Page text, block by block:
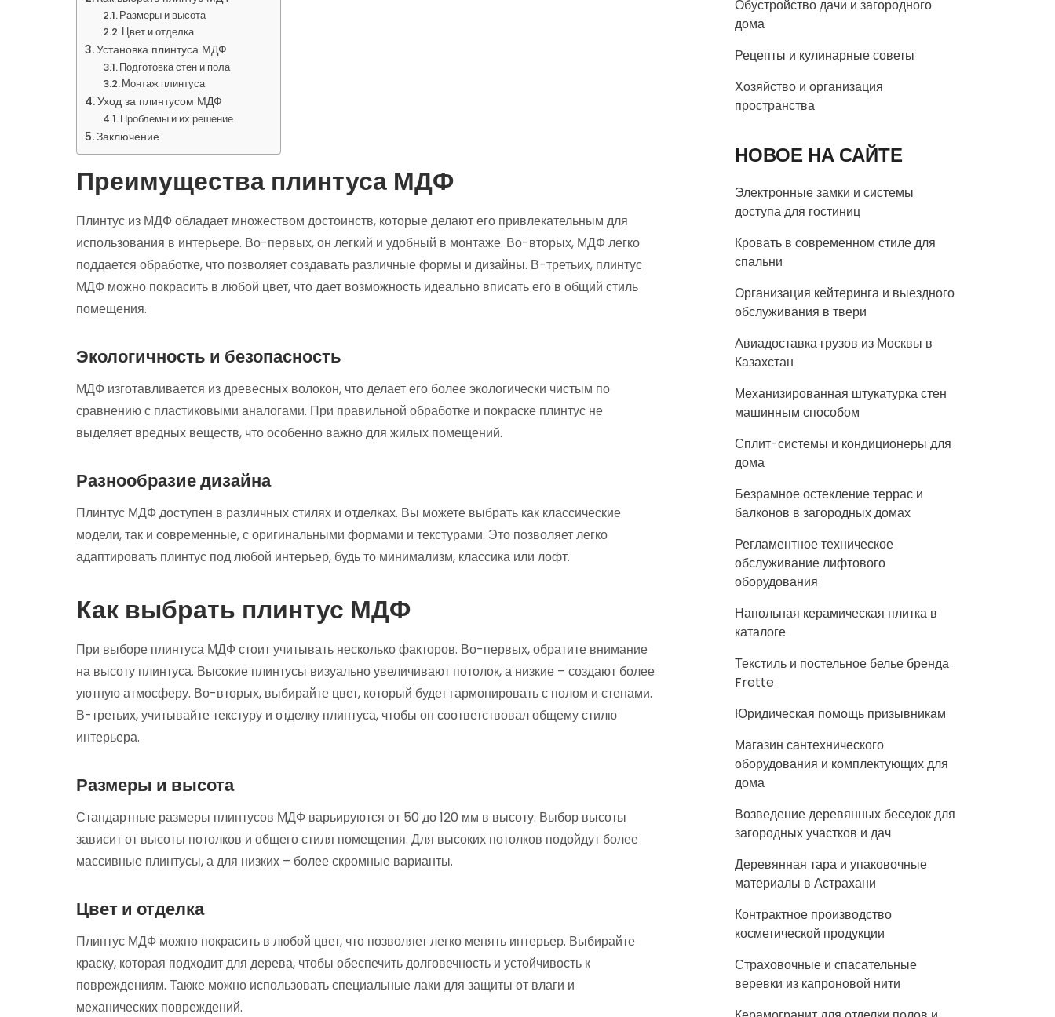
Размеры и высота
Цвет и отделка
Установка плинтуса МДФ
Подготовка стен и пола
Монтаж плинтуса
Уход за плинтусом МДФ
Проблемы и их решение
Заключение
Преимущества плинтуса МДФ
Плинтус из МДФ обладает множеством достоинств, которые делают его привлекательным для
использования в интерьере. Во-первых, он легкий и удобный в монтаже. Во-вторых, МДФ легко
поддается обработке, что позволяет создавать различные формы и дизайны. В-третьих, плинтус
МДФ можно покрасить в любой цвет, что дает возможность идеально вписать его в общий стиль
помещения.
Экологичность и безопасность
МДФ изготавливается из древесных волокон, что делает его более экологически чистым по
сравнению с пластиковыми аналогами. При правильной обработке и покраске плинтус не
выделяет вредных веществ, что особенно важно для жилых помещений.
Разнообразие дизайна
Плинтус МДФ доступен в различных стилях и отделках. Вы можете выбрать как классические
модели, так и современные, с оригинальными формами и текстурами. Это позволяет легко
адаптировать плинтус под любой интерьер, будь то минимализм, классика или лофт.
Как выбрать плинтус МДФ
При выборе плинтуса МДФ стоит учитывать несколько факторов. Во-первых, обратите внимание
на высоту плинтуса. Высокие плинтусы визуально увеличивают потолок, а низкие – создают более
уютную атмосферу. Во-вторых, выбирайте цвет, который будет гармонировать с полом и стенами.
В-третьих, учитывайте текстуру и отделку плинтуса, чтобы он соответствовал общему стилю
интерьера.
Размеры и высота
Стандартные размеры плинтусов МДФ варьируются от 50 до 120 мм в высоту. Выбор высоты
зависит от высоты потолков и общего стиля помещения. Для высоких потолков подойдут более
массивные плинтусы, а для низких – более скромные варианты.
Цвет и отделка
Плинтус МДФ можно покрасить в любой цвет, что позволяет легко менять интерьер. Выбирайте
краску, которая подходит для дерева, чтобы обеспечить долговечность и устойчивость к
повреждениям. Также можно использовать специальные лаки для защиты от влаги и
механических повреждений.
Обустройство дачи и загородного
дома
Рецепты и кулинарные советы
Хозяйство и организация
пространства
НОВОЕ НА САЙТЕ
Электронные замки и системы
доступа для гостиниц
Кровать в современном стиле для
спальни
Организация кейтеринга и выездного
обслуживания в твери
Авиадоставка грузов из Москвы в
Казахстан
Механизированная штукатурка стен
машинным способом
Сплит-системы и кондиционеры для
дома
Безрамное остекление террас и
балконов в загородных домах
Регламентное техническое
обслуживание лифтового
оборудования
Напольная керамическая плитка в
каталоге
Текстиль и постельное белье бренда
Frette
Юридическая помощь призывникам
Магазин сантехнического
оборудования и комплектующих для
дома
Возведение деревянных беседок для
загородных участков и дач
Деревянная тара и упаковочные
материалы в Астрахани
Контрактное производство
косметической продукции
Страховочные и спасательные
веревки из капроновой нити